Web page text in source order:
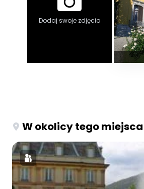
Dodaj swoje zdjęcia
W okolicy tego miejsca